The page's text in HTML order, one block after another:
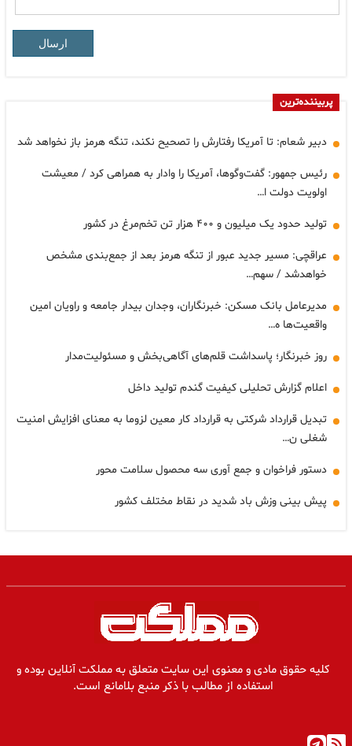
ارسال
پربیننده‌ترین
دبیر شعام: تا آمریکا رفتارش را تصحیح نکند، تنگه هرمز باز نخواهد شد
رئیس جمهور: گفت‌وگوها، آمریکا را وادار به همراهی کرد / معیشت
اولویت دولت ا…
تولید حدود یک میلیون و ۴۰۰ هزار تن تخم‌مرغ در کشور
عراقچی: مسیر جدید عبور از تنگه هرمز بعد از جمع‌بندی مشخص
خواهدشد / سهم…
مدیرعامل بانک مسکن: خبرنگاران، وجدان بیدار جامعه و راویان امین
واقعیت‌ها ه…
روز خبرنگار؛ پاسداشت قلم‌های آگاهی‌بخش و مسئولیت‌مدار
اعلام گزارش تحلیلی کیفیت گندم تولید داخل
تبدیل قرارداد شرکتی به قرارداد کار معین لزوما به معنای افزایش امنیت
شغلی ن…
دستور فراخوان و جمع آوری سه محصول سلامت محور
پیش بینی وزش باد شدید در نقاط مختلف کشور
کلیه حقوق مادی و معنوی این سایت متعلق به مملکت آنلاین بوده و
استفاده از مطالب با ذکر منبع بلامانع است.